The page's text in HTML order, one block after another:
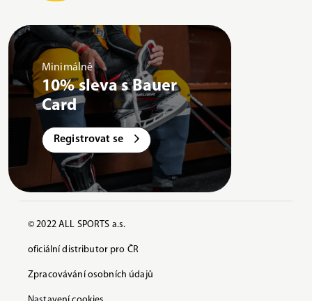
Minimálně
10% sleva s Bauer
Card
Registrovat se
© 2022 ALL SPORTS a.s.
oficiální distributor pro ČR
Zpracovávání osobních údajů